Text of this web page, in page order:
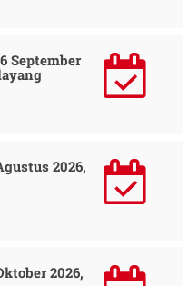
September
2026,
2026,